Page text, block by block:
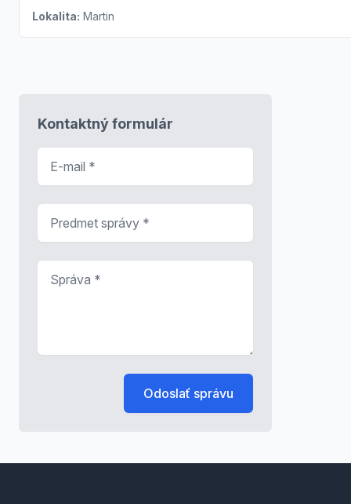
Lokalita: Martin
Kontaktný formulár
Odoslať správu